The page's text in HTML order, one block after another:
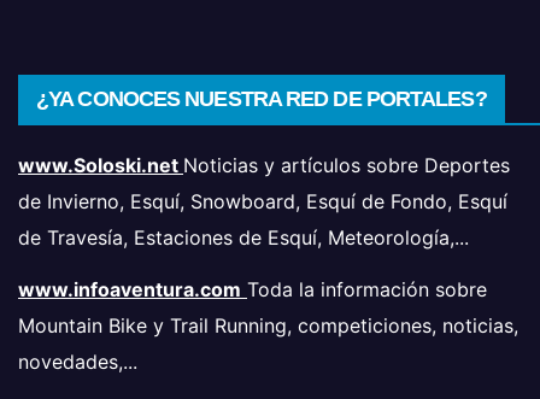
¿YA CONOCES NUESTRA RED DE PORTALES?
www.Soloski.net Noticias y artículos sobre Deportes
de Invierno, Esquí, Snowboard, Esquí de Fondo, Esquí
de Travesía, Estaciones de Esquí, Meteorología,...
www.infoaventura.com Toda la información sobre
Mountain Bike y Trail Running, competiciones, noticias,
novedades,...